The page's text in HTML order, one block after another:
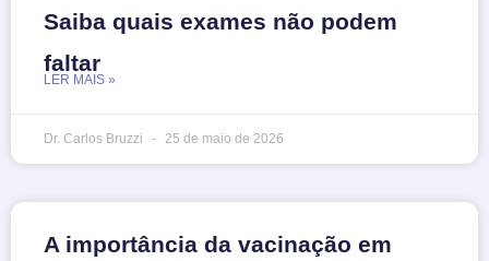
Saiba quais exames não podem
faltar
LER MAIS »
Dr. Carlos Bruzzi 25 de maio de 2026
A importância da vacinação em